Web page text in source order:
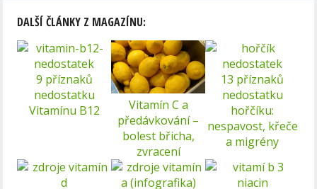
DALŠÍ ČLÁNKY Z MAGAZÍNU:
9 příznaků
nedostatku
Vitamínu B12
Vitamín C a
předávkování –
bolest břicha,
zvracení
13 příznaků
nedostatku
hořčíku:
nespavost, křeče
a migrény